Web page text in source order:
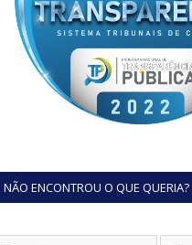
NÃO ENCONTROU O QUE QUERIA?